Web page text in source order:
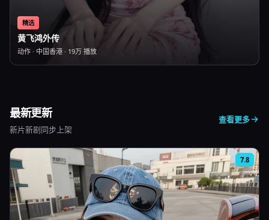
精选
黄飞鸿外传
动作 · 中国香港 · 19万 播放
最新更新
新片新剧同步上架
查看更多
7.8